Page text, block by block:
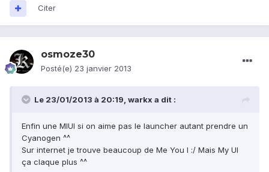
Citer
osmoze30
Posté(e) 23 janvier 2013
Le 23/01/2013 à 20:19, warkx a dit :
Enfin une MIUI si on aime pas le launcher autant prendre un
Cyanogen ^^
Sur internet je trouve beaucoup de Me You I :/ Mais My UI
ça claque plus ^^